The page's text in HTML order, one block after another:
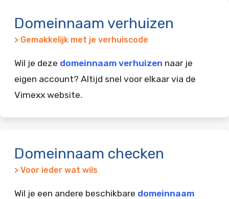
Domeinnaam verhuizen
> Gemakkelijk met je verhuiscode
Wil je deze domeinnaam verhuizen naar je
eigen account? Altijd snel voor elkaar via de
Vimexx website.
Domeinnaam checken
> Voor ieder wat wils
Wil je een andere beschikbare domeinnaam